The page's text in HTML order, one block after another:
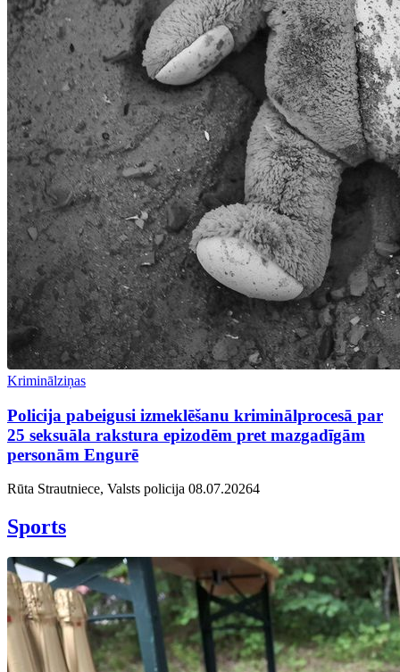
Kriminālziņas
Policija pabeigusi izmeklēšanu kriminālprocesā par
25 seksuāla rakstura epizodēm pret mazgadīgām
personām Engurē
Rūta Strautniece, Valsts policija 08.07.20264
Sports